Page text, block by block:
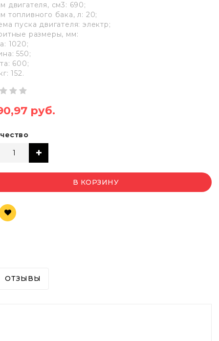
двигателя, см3: 690;
топливного бака, л: 20;
пуска двигателя: электр;
размеры, мм:
1020;
550;
600;
152.
руб.
В КОРЗИНУ
ОТЗЫВЫ